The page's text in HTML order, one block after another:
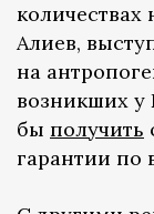
количествах
Алиев,
на
возникших у
бы получить
гарантии по